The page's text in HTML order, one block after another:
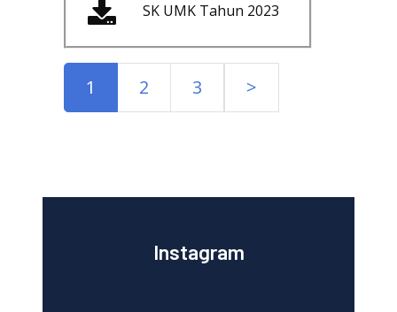
SK UMK Tahun 2023
1 2 3 >
Instagram